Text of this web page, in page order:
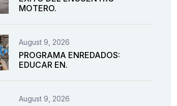
MOTERO.
August 9, 2026
PROGRAMA ENREDADOS:
EDUCAR EN.
August 9, 2026